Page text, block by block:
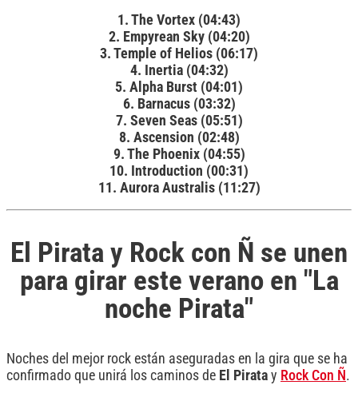
1. The Vortex (04:43)
2. Empyrean Sky (04:20)
3. Temple of Helios (06:17)
4. Inertia (04:32)
5. Alpha Burst (04:01)
6. Barnacus (03:32)
7. Seven Seas (05:51)
8. Ascension (02:48)
9. The Phoenix (04:55)
10. Introduction (00:31)
11. Aurora Australis (11:27)
El Pirata y Rock con Ñ se unen
para girar este verano en "La
noche Pirata"
Noches del mejor rock están aseguradas en la gira que se ha
confirmado que unirá los caminos de El Pirata y Rock Con Ñ .